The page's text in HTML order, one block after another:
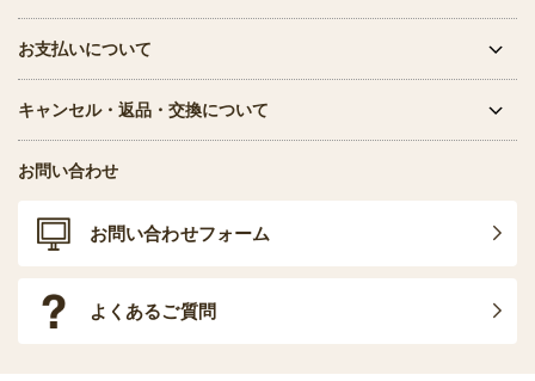
お支払いについて
キャンセル・返品・交換について
お問い合わせ
お問い合わせフォーム
よくあるご質問